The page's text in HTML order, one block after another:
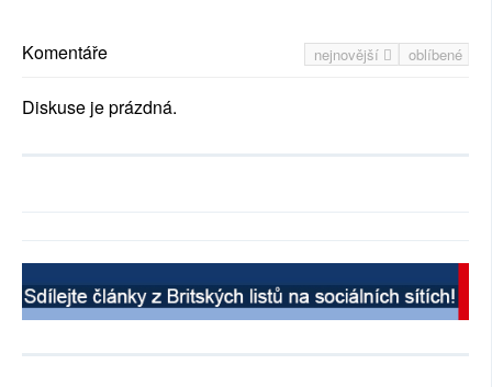
nejnovější oblíbené
Komentáře
Diskuse je prázdná.